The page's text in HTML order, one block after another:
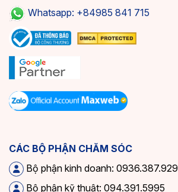
Whatsapp: +84985 841 715
CÁC BỘ PHẬN CHĂM SÓC
Bộ phận kinh doanh: 0936.387.929
Bộ phận kỹ thuật: 094.391.5995